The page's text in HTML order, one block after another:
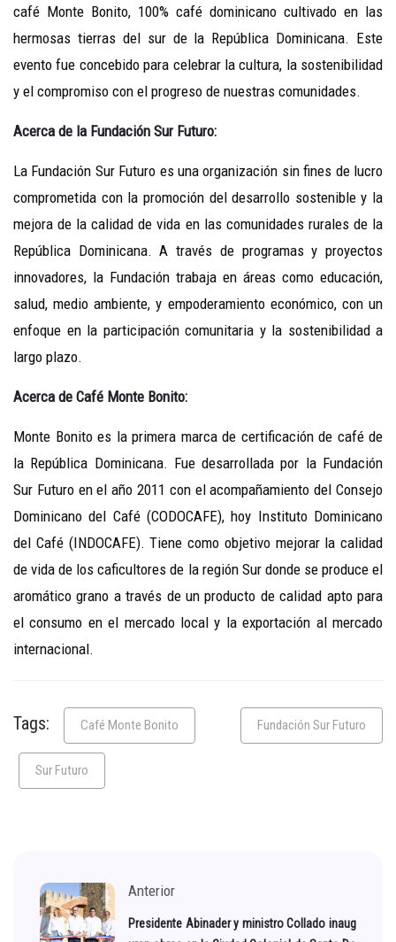
café Monte Bonito, 100% café dominicano cultivado en las
hermosas tierras del sur de la República Dominicana. Este
evento fue concebido para celebrar la cultura, la sostenibilidad
y el compromiso con el progreso de nuestras comunidades.
Acerca de la Fundación Sur Futuro:
La Fundación Sur Futuro es una organización sin fines de lucro
comprometida con la promoción del desarrollo sostenible y la
mejora de la calidad de vida en las comunidades rurales de la
República Dominicana. A través de programas y proyectos
innovadores, la Fundación trabaja en áreas como educación,
salud, medio ambiente, y empoderamiento económico, con un
enfoque en la participación comunitaria y la sostenibilidad a
largo plazo.
Acerca de Café Monte Bonito:
Monte Bonito es la primera marca de certificación de café de
la República Dominicana. Fue desarrollada por la Fundación
Sur Futuro en el año 2011 con el acompañamiento del Consejo
Dominicano del Café (CODOCAFE), hoy Instituto Dominicano
del Café (INDOCAFE). Tiene como objetivo mejorar la calidad
de vida de los caficultores de la región Sur donde se produce el
aromático grano a través de un producto de calidad apto para
el consumo en el mercado local y la exportación al mercado
internacional.
Tags: Café Monte Bonito Fundación Sur Futuro
Sur Futuro
Anterior
Presidente Abinader y ministro Collado inaug